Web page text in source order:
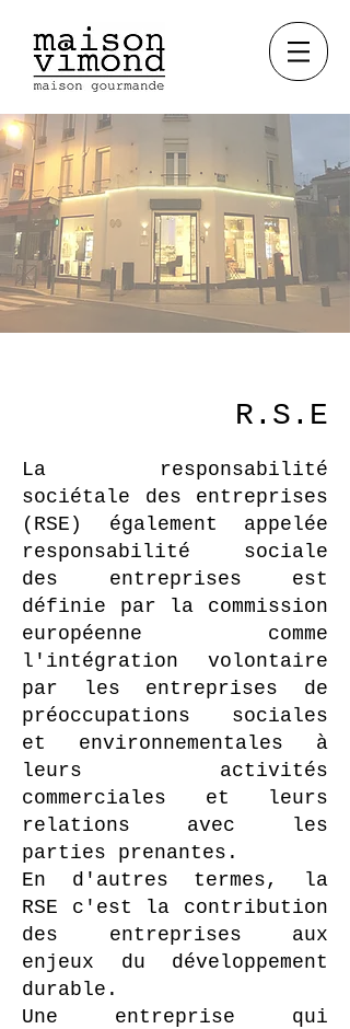
R.S.E
La responsabilité
sociétale des entreprises
(RSE) également appelée
responsabilité sociale
des entreprises est
définie par la commission
européenne comme
l'intégration volontaire
par les entreprises de
préoccupations sociales
et environnementales à
leurs activités
commerciales et leurs
relations avec les
parties prenantes.
En d'autres termes, la
RSE c'est la contribution
des entreprises aux
enjeux du développement
durable.
Une entreprise qui